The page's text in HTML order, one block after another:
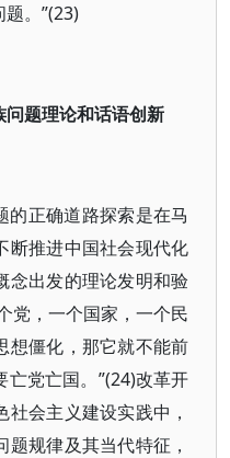
。”(23)
题理论和话语创新
的正确道路探索是在马
断推进中国社会现代化
念出发的理论发明和验
党，一个国家，一个民
想僵化，那它就不能前
党亡国。”(24)改革开
会主义建设实践中，
规律及其当代特征，